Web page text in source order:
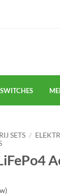
SWITCHES
SETS /